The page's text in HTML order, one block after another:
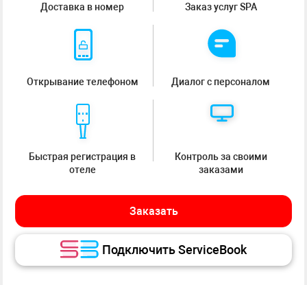
Доставка в номер Заказ услуг SPA
Открывание телефоном Диалог с персоналом
Быстрая регистрация в
отеле
Контроль за своими
заказами
Заказать
Подключить ServiceBook